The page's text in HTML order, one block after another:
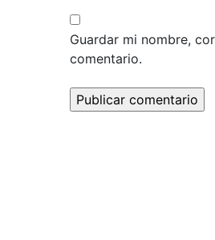
Guardar mi nombre,
comentario.